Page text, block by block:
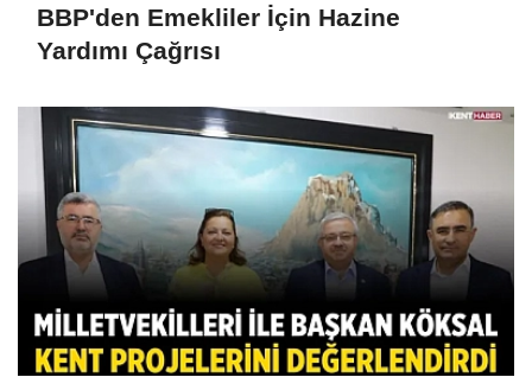
BBP'den Emekliler İçin Hazine
Yardımı Çağrısı